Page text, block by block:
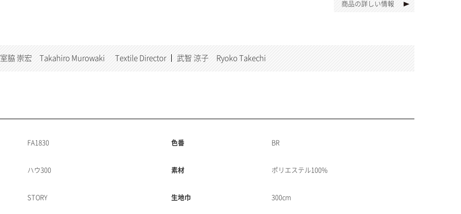
商品の詳しい情報
室脇 崇宏 Takahiro Murowaki Textile Director 武智 涼子 Ryoko Takechi
FA1830 色番 BR
ハウ300 素材 ポリエステル100%
STORY 生地巾 300cm